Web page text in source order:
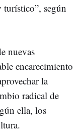
según
nuevas
encarecimiento
la
radical de
ella, los